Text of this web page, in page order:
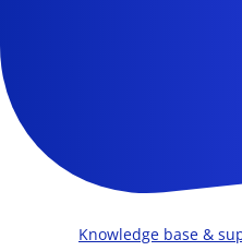
Knowledge base &